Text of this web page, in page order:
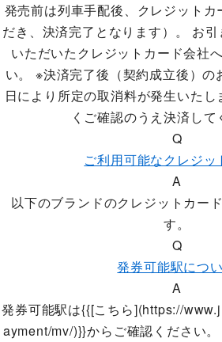
発売前は列車手配後、クレジットカ
だき、決済完了となります）。 お
いただいたクレジットカード会社
い。 ※決済完了後（契約成立後）の
日により所定の取消料が発生いたし
くご確認のうえ決済して
Q
ご利用可能なクレジッ
A
以下のブランドのクレジットカー
す。
Q
発券可能駅につ
A
発券可能駅は{{[こちら](https://
ayment/mv/)}}からご確認ください